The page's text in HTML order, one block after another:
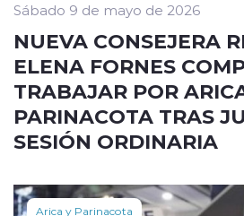
Sábado 9 de mayo de 2026
NUEVA CONSEJERA
ELENA FORNES
TRABAJAR POR
PARINACOTA TRAS
SESIÓN ORDINARIA
Arica y Parinacota